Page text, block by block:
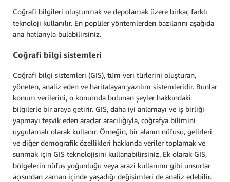
Coğrafi bilgileri oluşturmak ve depolamak üzere birkaç farklı
teknoloji kullanılır. En popüler yöntemlerden bazılarını aşağıda
ana hatlarıyla bulabilirsiniz.
Coğrafi bilgi sistemleri
Coğrafi bilgi sistemleri (GIS), tüm veri türlerini oluşturan,
yöneten, analiz eden ve haritalayan yazılım sistemleridir. Bunlar
konum verilerini, o konumda bulunan şeyler hakkındaki
bilgilerle bir araya getirir. GIS, daha iyi anlamayı ve iş birliği
yapmayı teşvik eden araçlar aracılığıyla, coğrafya bilimini
uygulamalı olarak kullanır. Örneğin, bir alanın nüfusu, gelirleri
ve diğer demografik özellikleri hakkında veriler toplamak ve
sunmak için GIS teknolojisini kullanabilirsiniz. Ek olarak GIS,
bölgelerin nüfus yoğunluğu veya arazi kullanımı gibi unsurlar
açısından zaman içinde yaşadığı değişimleri de analiz edebilir.